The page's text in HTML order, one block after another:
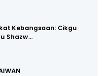
Kebangsaan: Cikgu
Shazw…